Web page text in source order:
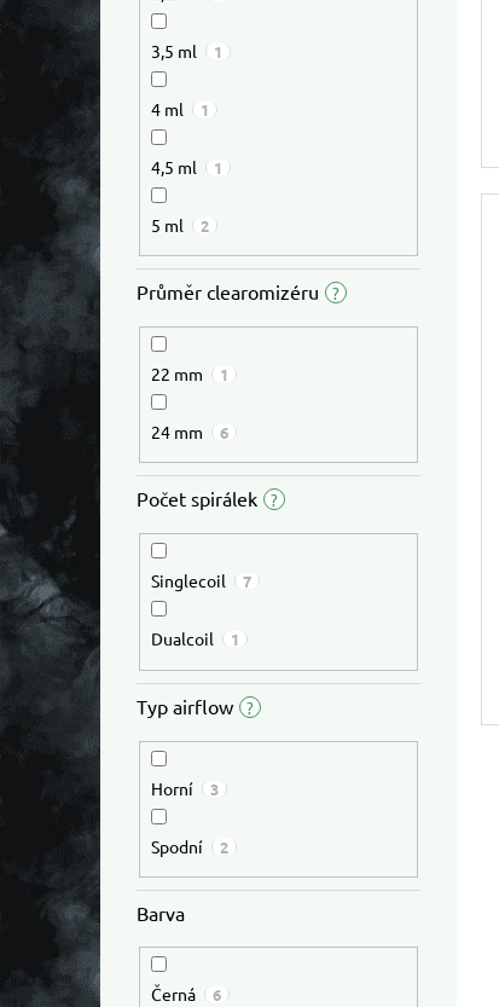
Barva
Černá 6
3,5 ml 1
4 ml 1
4,5 ml 1
5 ml 2
Počet spirálek ?
Singlecoil 7
Dualcoil 1
Průměr clearomizéru ?
22 mm 1
24 mm 6
Typ airflow ?
Horní 3
Spodní 2